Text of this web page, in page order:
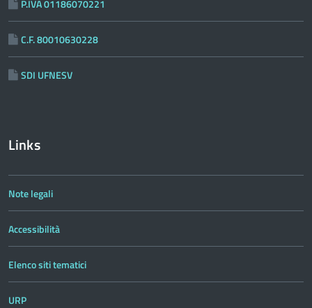
P.IVA 01186070221
C.F. 80010630228
SDI UFNESV
Links
Note legali
Accessibilità
Elenco siti tematici
URP